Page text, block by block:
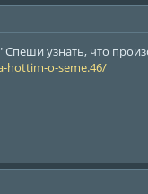
узнать, что
hottim-o-seme.46/